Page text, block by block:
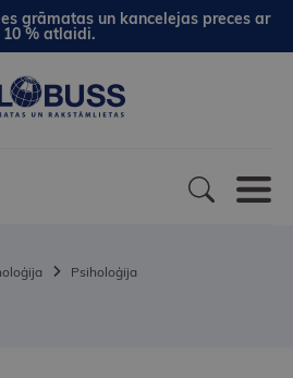
grāmatas un kancelejas preces ar
10 % atlaidi.
Psiholoģija